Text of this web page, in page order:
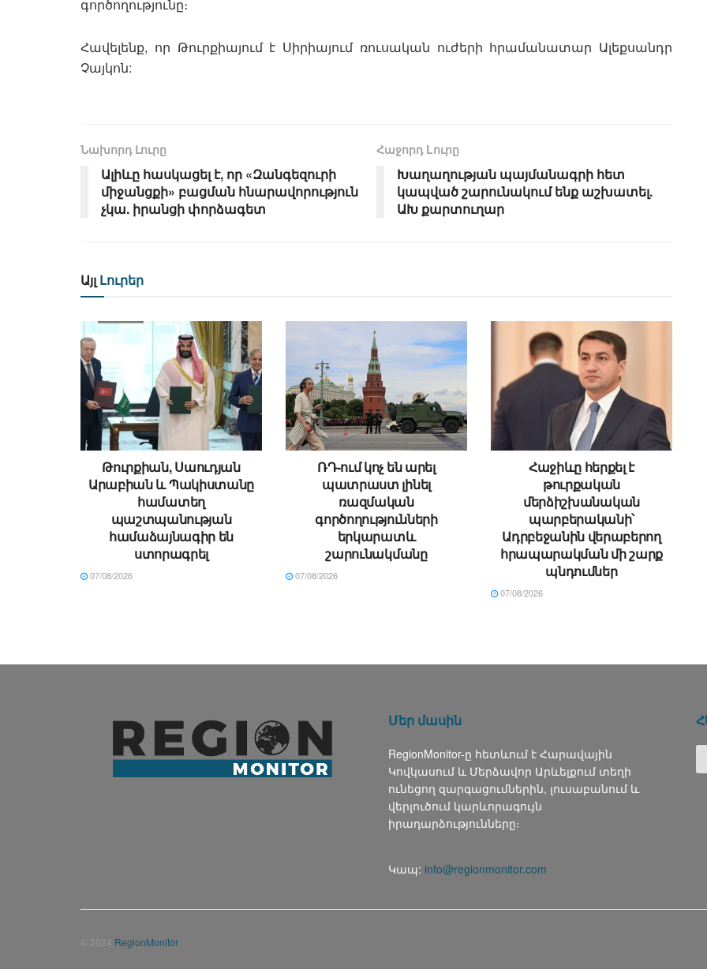
գործողությունը։
Հավելենք, որ Թուրքիայում է Սիրիայում ռուսական ուժերի հրամանատար Ալեքսանդր
Չայկոն:
Նախորդ Լուրը
Ալիևը հասկացել է, որ «Զանգեզուրի
միջանցքի» բացման հնարավորություն
չկա. իրանցի փորձագետ
Հաջորդ Lուրը
Խաղաղության պայմանագրի հետ
կապված շարունակում ենք աշխատել.
ԱԽ քարտուղար
Այլ Լուրեր
Թուրքիան, Սաուդյան
Արաբիան և Պակիստանը
համատեղ
պաշտպանության
համաձայնագիր են
ստորագրել
07/08/2026
ՌԴ-ում կոչ են արել
պատրաստ լինել
ռազմական
գործողությունների
երկարատև
շարունակմանը
07/08/2026
Հաջիևը հերքել է
թուրքական
մերձիշխանական
պարբերականի՝
Ադրբեջանին վերաբերող
հրապարակման մի շարք
պնդումներ
07/08/2026
Մեր մասին
RegionMonitor-ը հետևում է Հարավային
Կովկասում և Մերձավոր Արևելքում տեղի
ունեցող զարգացումներին, լուսաբանում և
վերլուծում կարևորագույն
իրադարձությունները։
Կապ: info@regionmonitor.com
© 2024 RegionMonitor